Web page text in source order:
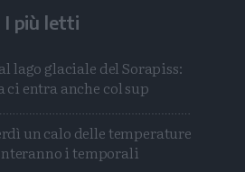
I più letti
lago glaciale del Sorapiss:
entra anche col sup
un calo delle temperature
i temporali